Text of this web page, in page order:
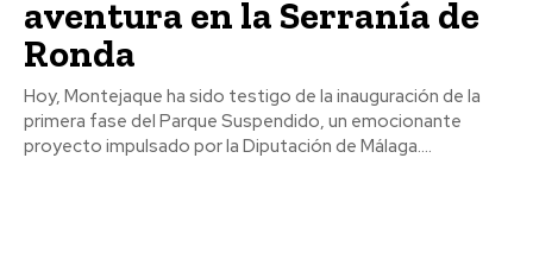
aventura en la Serranía de
Ronda
Hoy, Montejaque ha sido testigo de la inauguración de la
primera fase del Parque Suspendido, un emocionante
proyecto impulsado por la Diputación de Málaga....